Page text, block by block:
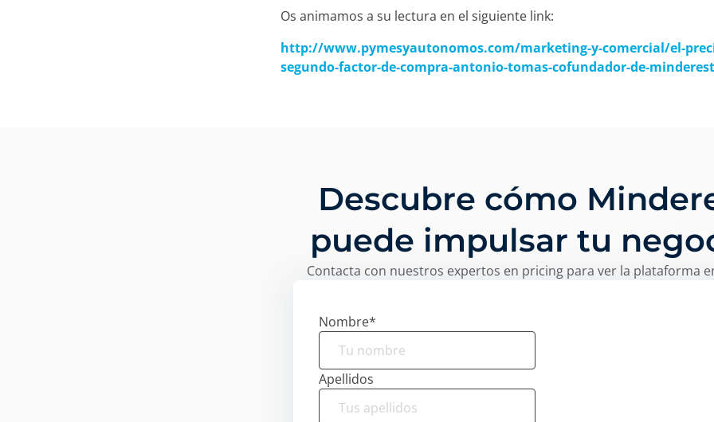
Os animamos a su lectura en el siguiente link:
http://www.pymesyautonomos.com/marketing-y-comercial/el-
segundo-factor-de-compra-antonio-tomas-cofundador-de-minderest
Descubre cómo
puede impulsar tu
Contacta con nuestros expertos en pricing para ver la plataforma
Nombre*
Apellidos